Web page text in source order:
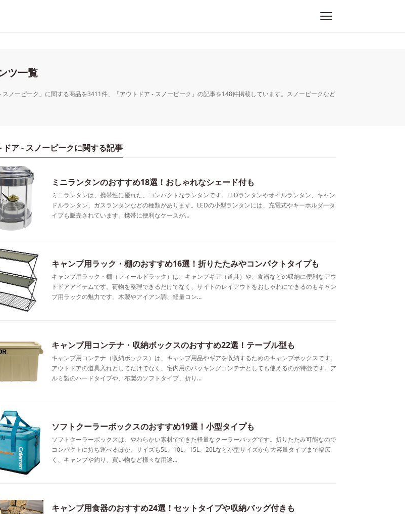
ツ一覧
ノーピーク」に関する商品を3411件、「アウトドア - スノーピーク」の記事を148件掲載しています。スノーピークなど
ドア - スノーピークに関する記事
ミニランタンのおすすめ18選！おしゃれなシェード付も
ミニランタンは、携帯性に優れた、コンパクトなランタンです。LEDランタンやオイルランタン、キャン
ドルランタン、ガスランタンなどの種類があります。LEDの小型ランタンには、充電式やキーホルダータ
イプも販売されています。携帯に便利なケースが…
キャンプ用ラック・棚のおすすめ16選！折りたたみやコンパクトタイプも
キャンプ用ラック・棚（フィールドラック）は、キャンプギア（道具）や、食器などの収納に便利なアウ
トドアアイテムです。荷物を整理できるだけでなく、サイトのレイアウトをおしゃれにできるのもキャン
プ用ラックの魅力です。木製やアイアン調、軽量コン…
キャンプ用コンテナ・収納ボックスのおすすめ22選！テーブル型も
キャンプ用コンテナ（収納ボックス）は、キャンプ用品やギアを収納するためのキャンプボックスです。
アウトドアの道具入れとしてだけでなく、宅内用のパッキングコンテナとしても使えるのが特徴です。ア
ルミ製のハードタイプや、布製のソフトタイプ、折り…
ソフトクーラーボックスのおすすめ19選！小型タイプも
ソフトクーラーボックスは、やわらかい素材でできた軽量なクーラーバッグです。折りたたみ可能なので
コンパクトに持ち運べるほか、サイズも5L、10L、15L、20Lなど小型サイズから大容量タイプまで幅広
く、キャンプや釣り、買い物など様々な用途…
キャンプ用食器のおすすめ24選！セットタイプや収納バッグ付きも